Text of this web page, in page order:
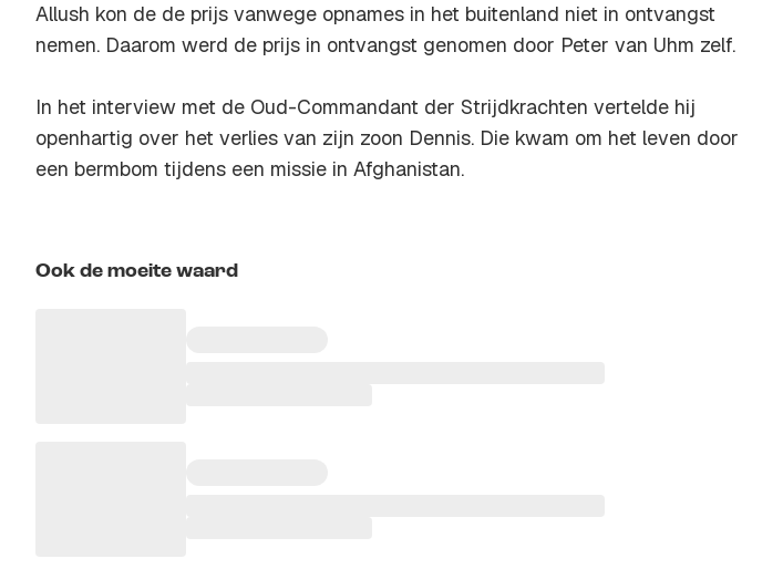
Allush kon de de prijs vanwege opnames in het buitenland niet in ontvangst
nemen. Daarom werd de prijs in ontvangst genomen door Peter van Uhm zelf.
In het interview met de Oud-Commandant der Strijdkrachten vertelde hij
openhartig over het verlies van zijn zoon Dennis. Die kwam om het leven door
een bermbom tijdens een missie in Afghanistan.
Ook de moeite waard